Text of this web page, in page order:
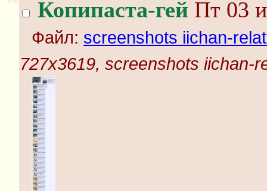
Копипаста-гей Пт 03
Файл: screenshots iichan-
727x3619, screenshots iichan-